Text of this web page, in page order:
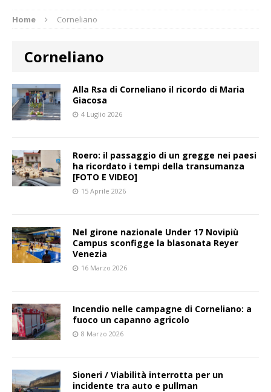
Home Corneliano
Corneliano
Alla Rsa di Corneliano il ricordo di Maria
Giacosa
4 Luglio 2026
Roero: il passaggio di un gregge nei paesi
ha ricordato i tempi della transumanza
[FOTO E VIDEO]
15 Aprile 2026
Nel girone nazionale Under 17 Novipiù
Campus sconfigge la blasonata Reyer
Venezia
16 Marzo 2026
Incendio nelle campagne di Corneliano: a
fuoco un capanno agricolo
8 Marzo 2026
Sioneri / Viabilità interrotta per un
incidente tra auto e pullman